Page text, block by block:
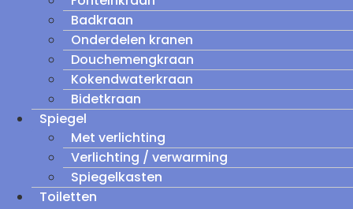
Badkraan
Onderdelen kranen
Douchemengkraan
Kokendwaterkraan
Bidetkraan
Spiegel
Met verlichting
Verlichting / verwarming
Spiegelkasten
Toiletten